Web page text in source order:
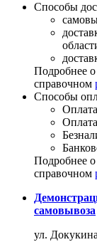
Способы
Подробнее о
справочном
Способы
Подробнее
справочном
самовывоза
ул.